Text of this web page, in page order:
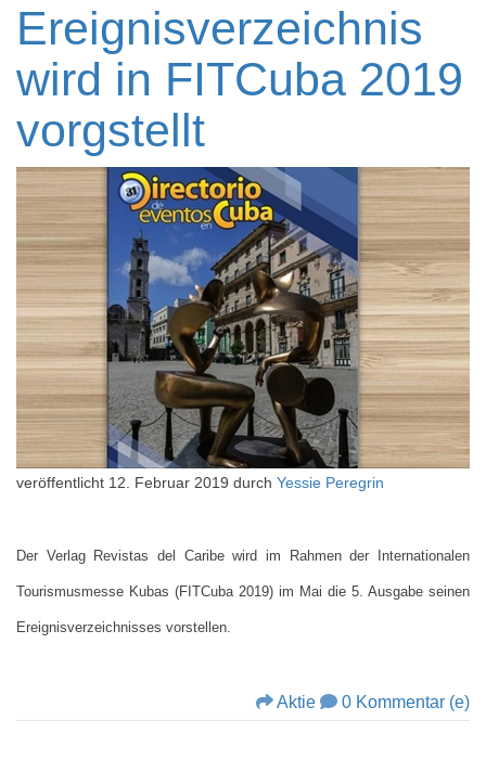
Ereignisverzeichnis
wird in FITCuba 2019
vorgstellt
veröffentlicht 12. Februar 2019 durch Yessie Peregrin
Der Verlag Revistas del Caribe wird im Rahmen der Internationalen
Tourismusmesse Kubas (FITCuba 2019) im Mai die 5. Ausgabe seinen
Ereignisverzeichnisses vorstellen.
Aktie 0 Kommentar (e)